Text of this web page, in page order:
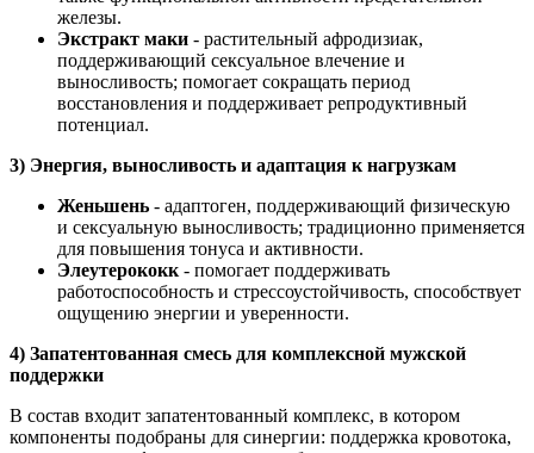
железы.
Экстракт маки - растительный афродизиак,
поддерживающий сексуальное влечение и
выносливость; помогает сокращать период
восстановления и поддерживает репродуктивный
потенциал.
3) Энергия, выносливость и адаптация к нагрузкам
Женьшень - адаптоген, поддерживающий физическую
и сексуальную выносливость; традиционно применяется
для повышения тонуса и активности.
Элеутерококк - помогает поддерживать
работоспособность и стрессоустойчивость, способствует
ощущению энергии и уверенности.
4) Запатентованная смесь для комплексной мужской
поддержки
В состав входит запатентованный комплекс, в котором
компоненты подобраны для синергии: поддержка кровотока,